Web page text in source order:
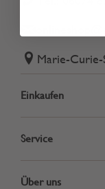
Marie-Curie-
Einkaufen
Service
Über uns